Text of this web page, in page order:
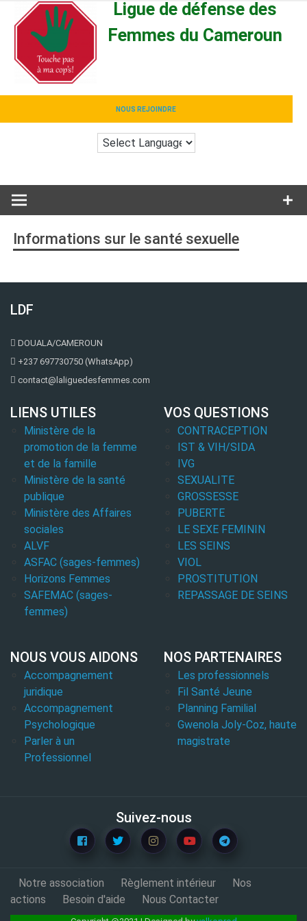
content
Ligue de défense des
Femmes du Cameroun
NOUS REJOINDRE
Informations sur le santé sexuelle
LDF
DOUALA/CAMEROUN
+237 697730750 (WhatsApp)
contact@laliguedesfemmes.com
LIENS UTILES
Ministère de la
promotion de la femme
et de la famille
Ministère de la santé
publique
Ministère des Affaires
sociales
ALVF
ASFAC (sages-femmes)
Horizons Femmes
SAFEMAC (sages-
femmes)
VOS QUESTIONS
CONTRACEPTION
IST & VIH/SIDA
IVG
SEXUALITE
GROSSESSE
PUBERTE
LE SEXE FEMININ
LES SEINS
VIOL
PROSTITUTION
REPASSAGE DE SEINS
NOUS VOUS AIDONS
Accompagnement
juridique
Accompagnement
Psychologique
Parler à un
Professionnel
NOS PARTENAIRES
Les professionnels
Fil Santé Jeune
Planning Familial
Gwenola Joly-Coz, haute
magistrate
Suivez-nous
Notre association Règlement intérieur
Nos
actions
Besoin d'aide Nous Contacter